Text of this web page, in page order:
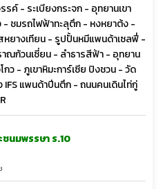
ค์ - ระเบียงกระจก - อุทยานเขา
ชมรถไฟฟ้าทะลุตึก - หงหยาต้ง -
ยางเทียน - รูปปั้นหมีแพนด้าเซลฟี่ -
ณก้วนเซี่ยน - ลำธารสีฟ้า - อุทยาน
ว - ภูเขาหิมะการ์เซีย ปิงชวน - วัด
แพนด้าปีนตึก - ถนนคนเดินไท่กู่
นมพรรษา ร.10